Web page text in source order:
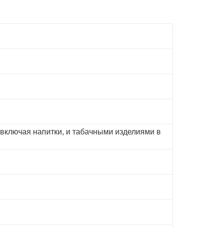
напитки, и табачными изделиями в